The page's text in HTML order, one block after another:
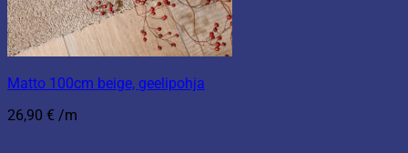
Matto 100cm beige, geelipohja
26,90 € /m